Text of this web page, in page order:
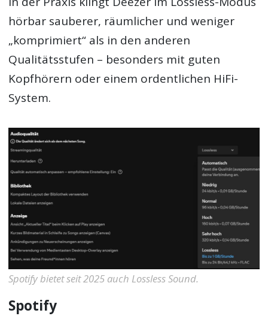
hörbar sauberer, räumlicher und weniger
„komprimiert“ als in den anderen
Qualitätsstufen – besonders mit guten
Kopfhörern oder einem ordentlichen HiFi-
System.
Spotify bietet seit 2025 auch Lossless Sound.
Spotify